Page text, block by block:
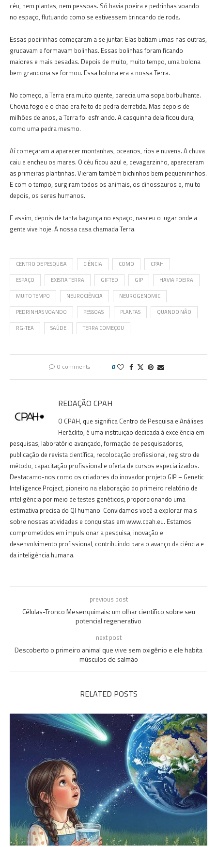
céu, nem plantas, nem pessoas. Só havia poeira e pedrinhas voando
no espaço, flutuando como se estivessem brincando de roda.
Essas poeirinhas começaram a se juntar. Elas batiam umas nas outras,
grudavam e formavam bolinhas. Essas bolinhas foram ficando
maiores e mais pesadas. Depois de muito, muito tempo, uma bolona
bem grandona se formou. Essa bolona era a nossa Terra.
No começo, a Terra era muito quente, parecia uma sopa borbulhante.
Chovia fogo e o chão era feito de pedra derretida. Mas depois de
milhões de anos, a Terra foi esfriando. A casquinha dela ficou dura,
como uma pedra mesmo.
Aí começaram a aparecer montanhas, oceanos, rios e nuvens. A chuva
caiu e encheu os mares. O céu ficou azul e, devagarzinho, apareceram
as primeiras plantinhas. Vieram também bichinhos bem pequenininhos.
E com o tempo, surgiram todos os animais, os dinossauros e, muito
depois, os seres humanos.
E assim, depois de tanta bagunça no espaço, nasceu o lugar onde a
gente vive hoje. A nossa casa chamada Terra.
CENTRO DE PESQUISA CIÊNCIA COMO CPAH
ESPAÇO EXISTIA TERRA GIFTED GIP HAVIA POEIRA
MUITO TEMPO NEUROCIÊNCIA NEUROGENOMIC
PEDRINHAS VOANDO PESSOAS PLANTAS QUANDO NÃO
RG-TEA SAÚDE TERRA COMEÇOU
0 comments 0
REDAÇÃO CPAH
O CPAH, que significa Centro de Pesquisa e Análises
Heráclito, é uma instituição dedicada à excelência em
pesquisas, laboratório avançado, formação de pesquisadores,
publicação de revista científica, recolocação profissional, registro de
método, capacitação profissional e oferta de cursos especializados.
Destacamo-nos como os criadores do inovador projeto GIP – Genetic
Intelligence Project, pioneiro na elaboração do primeiro relatório de
inteligência por meio de testes genéticos, proporcionando uma
estimativa precisa do QI humano. Convidamos você a explorar mais
sobre nossas atividades e conquistas em www.cpah.eu. Estamos
comprometidos em impulsionar a pesquisa, inovação e
desenvolvimento profissional, contribuindo para o avanço da ciência e
da inteligência humana.
previous post
Células-Tronco Mesenquimais: um olhar científico sobre seu
potencial regenerativo
next post
Descoberto o primeiro animal que vive sem oxigênio e ele habita
músculos de salmão
RELATED POSTS